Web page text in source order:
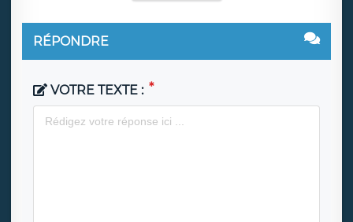
RÉPONDRE
VOTRE TEXTE :